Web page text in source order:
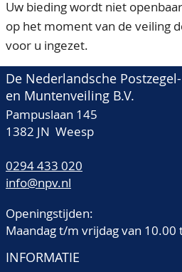
Uw bieding wordt niet
op het moment van de veiling
voor u ingezet.
De Nederlandsche Postzegel-
en Muntenveiling B.V.
Pampuslaan 145
1382 JN Weesp
0294 433 020
info@npv.nl
Openingstijden:
Maandag t/m vrijdag van
INFORMATIE